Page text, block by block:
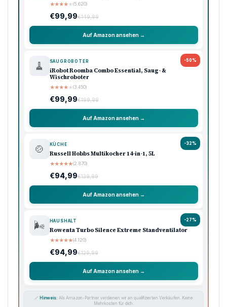
★★★★★(5.620)
€99,99€149,99
Auf Amazon ansehen →
-50%
🧹 SAUGROBOTER
iRobot Roomba Combo Essential, Saug- &
Wischroboter
★★★★★(3.450)
€99,99€199,99
Auf Amazon ansehen →
-32%
🍲 KÜCHE
Russell Hobbs Multikocher 14-in-1, 5L
★★★★★(2.870)
€94,99€139,99
Auf Amazon ansehen →
-27%
🌬️ HAUSHALT
Rowenta Turbo Silence Extreme Standventilator
★★★★★(4.120)
€94,99€129,99
Auf Amazon ansehen →
🔗 Hinweis: Als Amazon-Partner verdienen wir an qualifizierten Verkäufen. Keine
Mehrkosten für dich.